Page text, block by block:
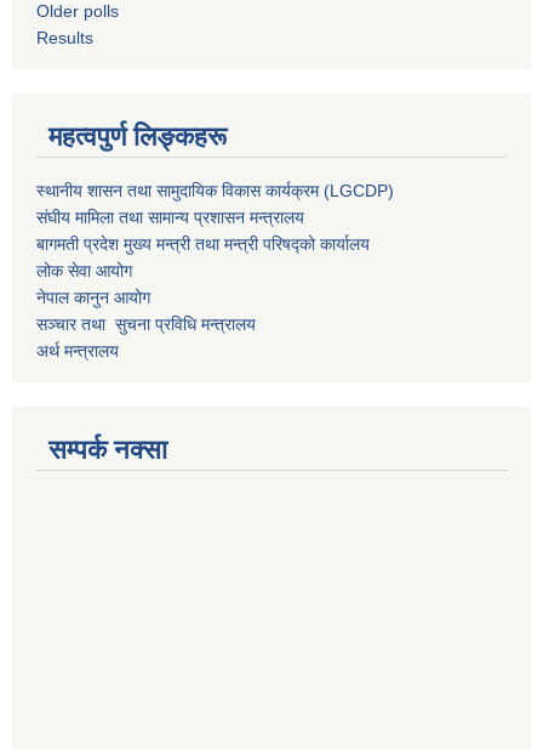
Older polls
Results
महत्वपुर्ण लिङ्कहरू
स्थानीय शासन तथा सामुदायिक विकास कार्यक्रम (LGCDP)
संघीय मामिला तथा सामान्य प्रशासन मन्त्रालय
बागमती प्रदेश मुख्य मन्त्री तथा मन्त्री परिषद्को कार्यालय
लोक सेवा आयोग
नेपाल कानुन आयोग
सञ्चार तथा सुचना प्रविधि मन्त्रालय
अर्थ मन्त्रालय
सम्पर्क नक्सा